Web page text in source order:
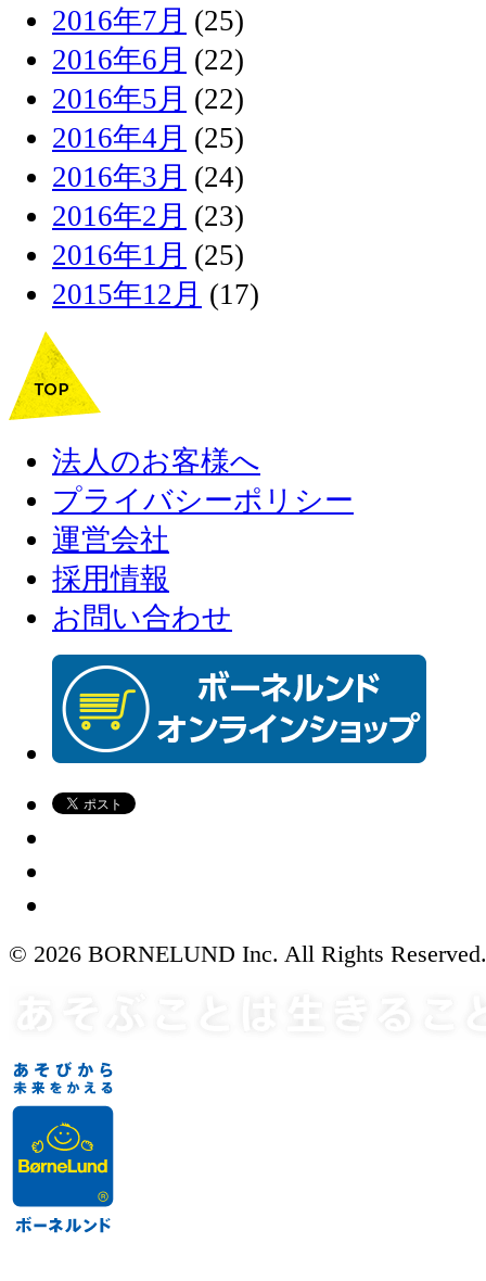
2016年7月 (25)
2016年6月 (22)
2016年5月 (22)
2016年4月 (25)
2016年3月 (24)
2016年2月 (23)
2016年1月 (25)
2015年12月 (17)
法人のお客様へ
プライバシーポリシー
運営会社
採用情報
お問い合わせ
© 2026 BORNELUND Inc. All Rights Reserved.